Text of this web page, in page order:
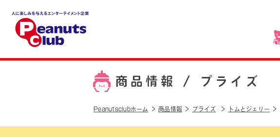
商品情報 / プライズ
Peanutsclubホーム 商品情報 プライズ トムとジェリー